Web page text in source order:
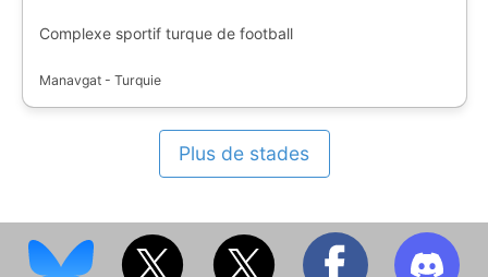
Complexe sportif turque de football
Manavgat - Turquie
Plus de stades